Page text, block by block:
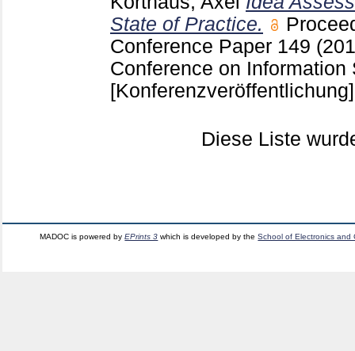
State of Practice.
Conference Paper 149
Conference on
[Konferenzveröffentlichung]
Diese Liste
MADOC is powered byEPrints 3 which is developed by theSchool of Electronics and